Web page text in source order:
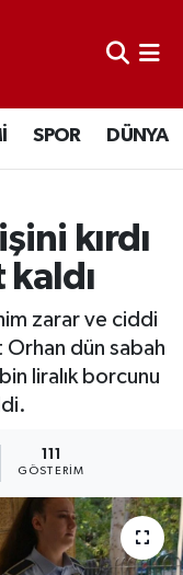
SPOR DÜNYA
kırdı
zarar ve ciddi
Orhan dün sabah
liralık borcunu
GÖSTERIM